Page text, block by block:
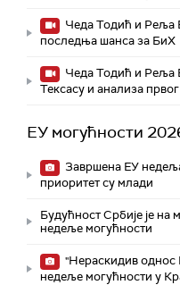
Чеда Тодић и Реља
последња шанса за БиХ
Чеда Тодић и Реља
Тексасу и анализа
ЕУ могућности
Завршена ЕУ
приоритет су млади
Будућност Србије је
недеље могућности
"Нераскидив однос
недеље могућности у